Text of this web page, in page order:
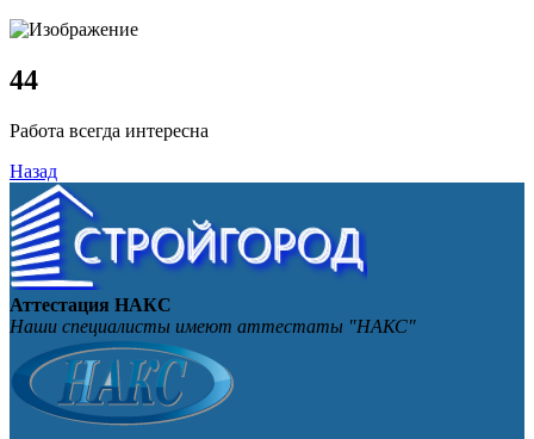
44
Работа всегда интересна
Назад
Аттестация НАКС
Наши специалисты имеют аттестаты "НАКС"